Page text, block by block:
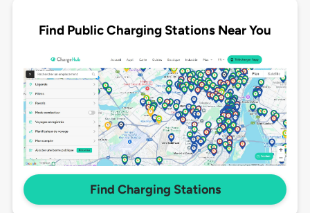
Find Public Charging Stations Near You
Find Charging Stations